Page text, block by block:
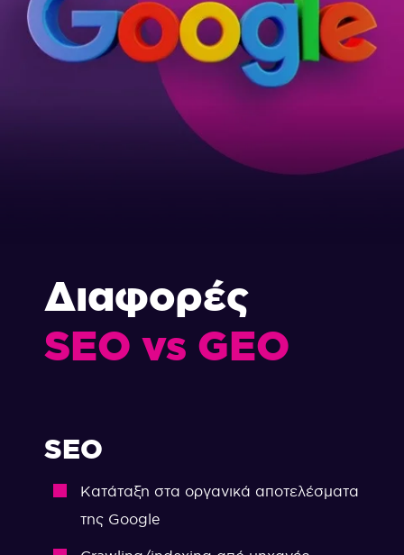
Διαφορές
SEO vs GEO
SEO
Κατάταξη στα οργανικά αποτελέσματα
της Google